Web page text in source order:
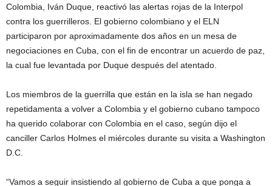
Colombia, Iván Duque, reactivó las alertas rojas de la Interpol
contra los guerrilleros. El gobierno colombiano y el ELN
participaron por aproximadamente dos años en un mesa de
negociaciones en Cuba, con el fin de encontrar un acuerdo de paz,
la cual fue levantada por Duque después del atentado.
Los miembros de la guerrilla que están en la isla se han negado
repetidamenta a volver a Colombia y el gobierno cubano tampoco
ha querido colaborar con Colombia en el caso, según dijo el
canciller Carlos Holmes el miércoles durante su visita a Washington
D.C.
“Vamos a seguir insistiendo al gobierno de Cuba a que ponga a